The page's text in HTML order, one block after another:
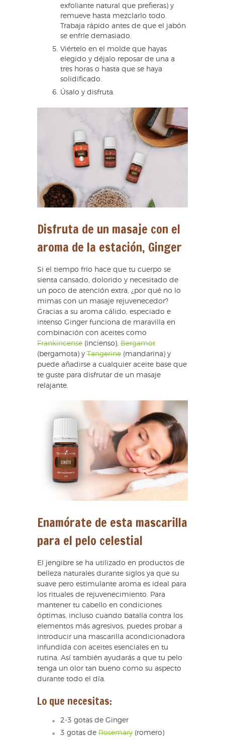
exfoliante natural que prefieras) y
remueve hasta mezclarlo todo.
Trabaja rápido antes de que el jabón
se enfríe demasiado.
Viértelo en el molde que hayas
elegido y déjalo reposar de una a
tres horas o hasta que se haya
solidificado.
Úsalo y disfruta.
Disfruta de un masaje con el
aroma de la estación, Ginger
Si el tiempo frío hace que tu cuerpo se
sienta cansado, dolorido y necesitado de
un poco de atención extra, ¿por qué no lo
mimas con un masaje rejuvenecedor?
Gracias a su aroma cálido, especiado e
intenso Ginger funciona de maravilla en
combinación con aceites como
Frankincense (incienso), Bergamot
(bergamota) y Tangerine (mandarina) y
puede añadirse a cualquier aceite base que
te guste para disfrutar de un masaje
relajante.
Enamórate de esta mascarilla
para el pelo celestial
El jengibre se ha utilizado en productos de
belleza naturales durante siglos ya que su
suave pero estimulante aroma es ideal para
los rituales de rejuvenecimiento. Para
mantener tu cabello en condiciones
óptimas, incluso cuando batalla contra los
elementos más agresivos, puedes probar a
introducir una mascarilla acondicionadora
infundida con aceites esenciales en tu
rutina. Así también ayudarás a que tu pelo
tenga un olor tan bueno como su aspecto
durante todo el día.
Lo que necesitas:
2-3 gotas de Ginger
3 gotas de Rosemary (romero)